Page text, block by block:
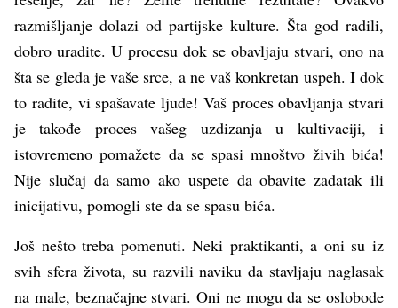
razmišljanje dolazi od partijske kulture. Šta god radili,
dobro uradite. U procesu dok se obavljaju stvari, ono na
šta se gleda je vaše srce, a ne vaš konkretan uspeh. I dok
to radite, vi spašavate ljude! Vaš proces obavljanja stvari
je takođe proces vašeg uzdizanja u kultivaciji, i
istovremeno pomažete da se spasi mnoštvo živih bića!
Nije slučaj da samo ako uspete da obavite zadatak ili
inicijativu, pomogli ste da se spasu bića.
Još nešto treba pomenuti. Neki praktikanti, a oni su iz
svih sfera života, su razvili naviku da stavljaju naglasak
na male, beznačajne stvari. Oni ne mogu da se oslobode